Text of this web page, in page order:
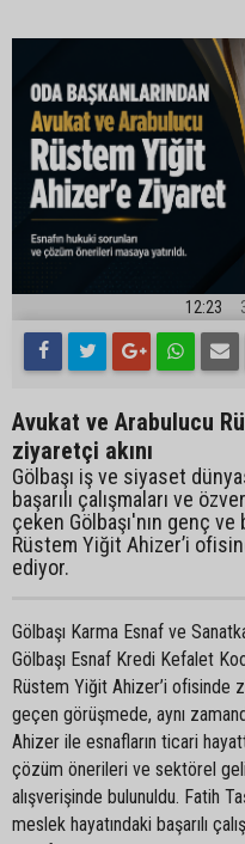
12:23
Avukat ve Arabulucu
ziyaretçi akını
Gölbaşı iş ve siyaset
başarılı çalışmaları ve
çeken Gölbaşı'nın genç ve
Rüstem Yiğit Ahizer’i
ediyor.
Gölbaşı Karma Esnaf ve
Gölbaşı Esnaf Kredi Kefalet
Rüstem Yiğit Ahizer’i
geçen görüşmede, aynı
Ahizer ile esnafların ticari
çözüm önerileri ve sektörel
alışverişinde bulunuldu. Fatih
meslek hayatındaki başarılı